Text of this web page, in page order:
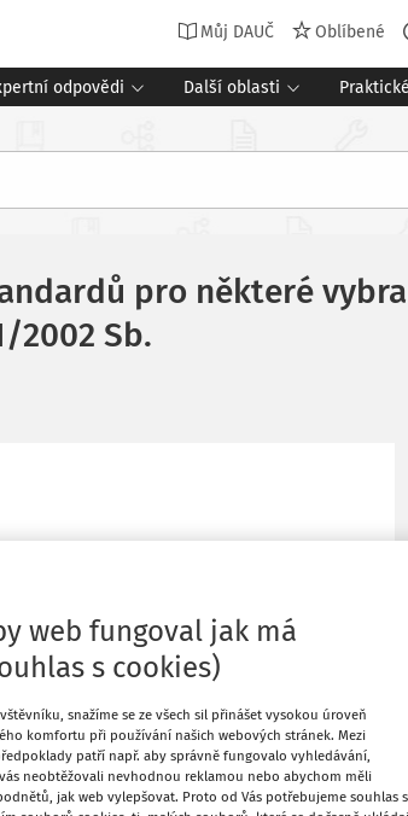
Můj DAUČ Oblíbené
odpovědi Další oblasti
pro některé
2002 Sb.
FZ03/2014
Změny
pro účetní jednotky, které účtují podle
č. 501/2002 Sb.
28/2014
web fungoval jak má
s cookies)
snažíme se ze všech sil přinášet vysokou úroveň
komfortu při používání našich webových stránek. Mezi
patří např. aby správně fungovalo vyhledávání,
neobtěžovali nevhodnou reklamou nebo abychom měli
jak web vylepšovat. Proto od Vás potřebujeme souhlas